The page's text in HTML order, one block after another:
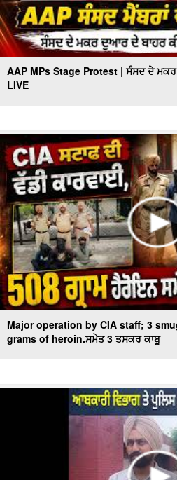
AAP MPs Stage Protest | ਸੰਸਦ ਦੇ
LIVE
Major operation by CIA staff; 3
grams of heroin.ਸਮੇਤ 3 ਤਸਕਰ ਕਾਬੂ